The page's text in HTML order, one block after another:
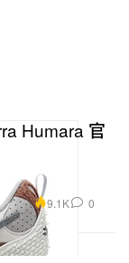
Humara 官
9.1K 0